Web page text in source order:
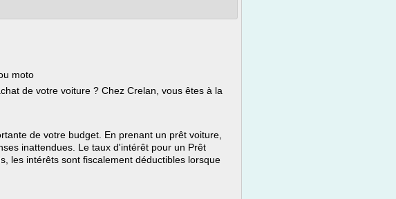
moto
de votre voiture ? Chez Crelan, vous êtes à la
de votre budget. En prenant un prêt voiture,
inattendues. Le taux d'intérêt pour un Prêt
les intérêts sont fiscalement déductibles lorsque